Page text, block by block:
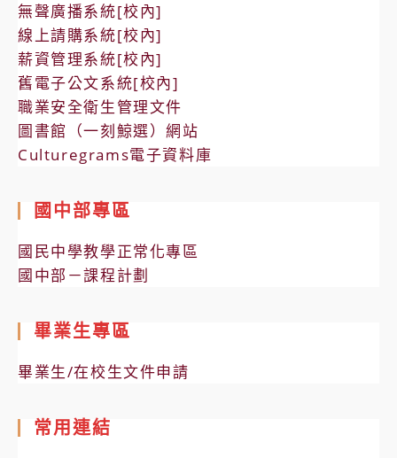
無聲廣播系統[校內]
線上請購系統[校內]
薪資管理系統[校內]
舊電子公文系統[校內]
職業安全衛生管理文件
圖書館（一刻鯨選）網站
Culturegrams電子資料庫
國中部專區
國民中學教學正常化專區
國中部－課程計劃
畢業生專區
畢業生/在校生文件申請
常用連結